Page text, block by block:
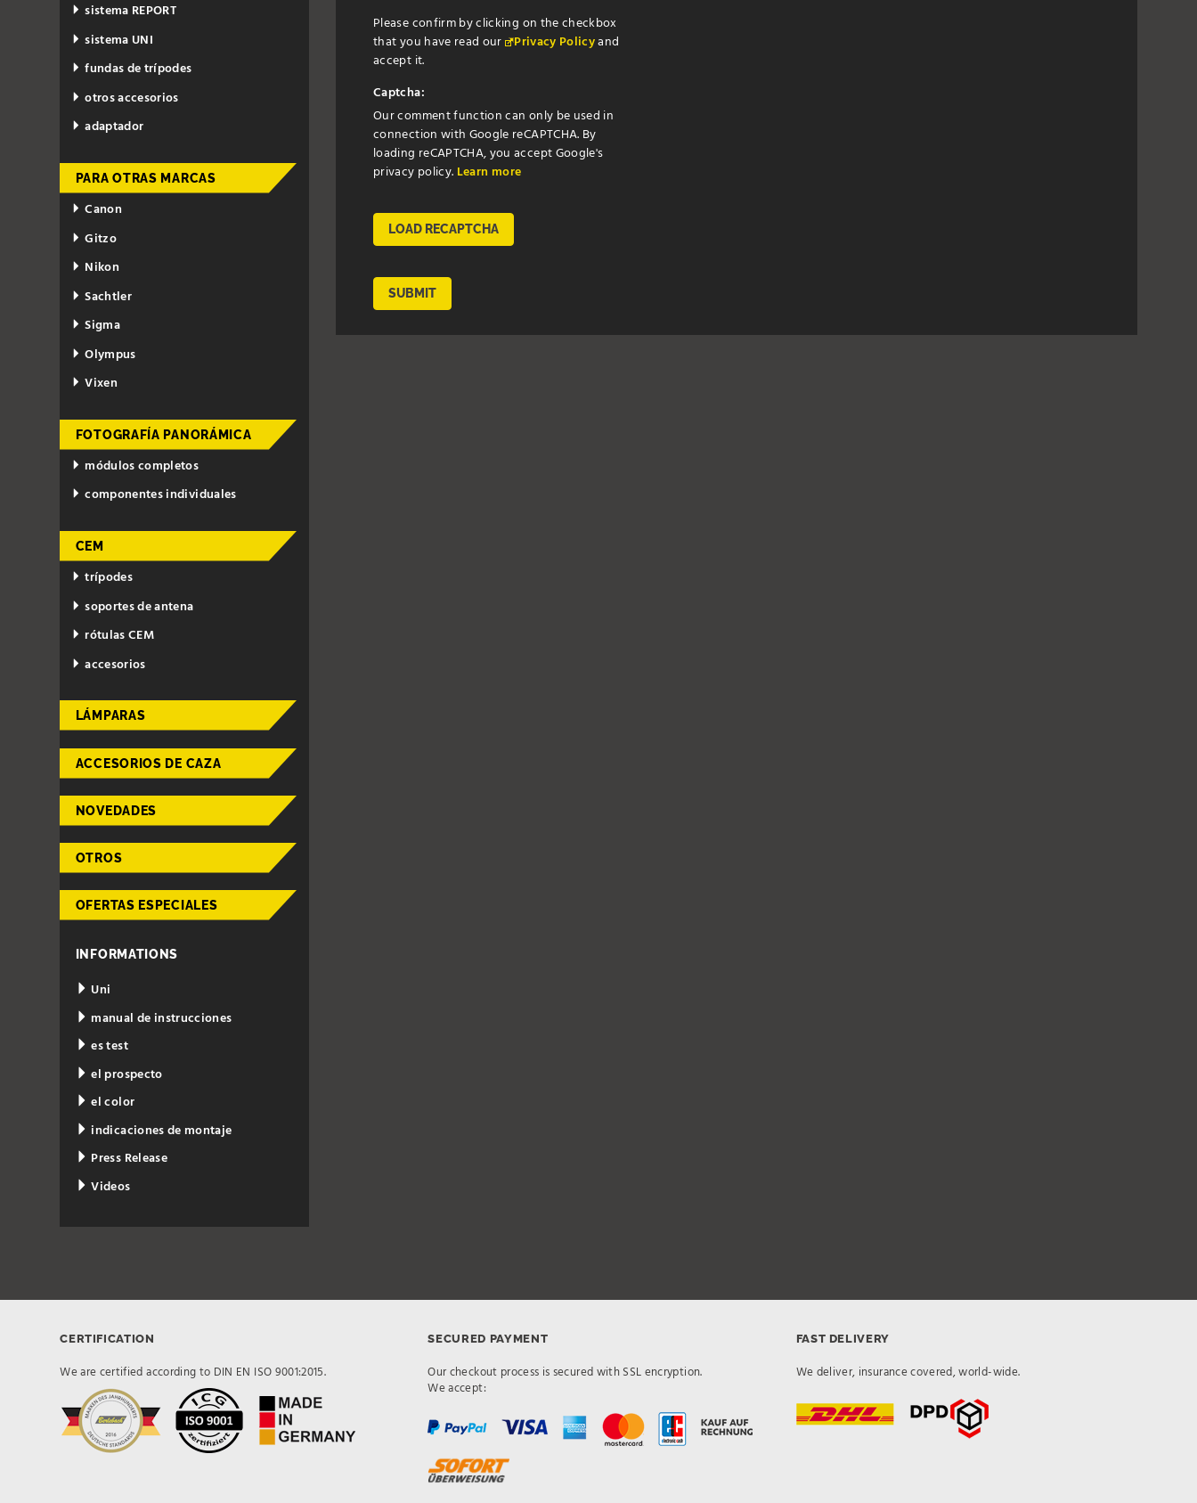
Please confirm by clicking on the checkbox
that you have read our Privacy Policyand
accept it.
Captcha:
Our comment function can only be used in
connection with Google reCAPTCHA. By
loading reCAPTCHA, you accept Google's
privacy policy. Learn more
LOAD RECAPTCHA
SUBMIT
sistema REPORT
sistema UNI
fundas de trípodes
otros accesorios
adaptador
PARA OTRAS MARCAS
Canon
Gitzo
Nikon
Sachtler
Sigma
Olympus
Vixen
FOTOGRAFÍA PANORÁMICA
módulos completos
componentes individuales
CEM
trípodes
soportes de antena
rótulas CEM
accesorios
LÁMPARAS
ACCESORIOS DE CAZA
NOVEDADES
OTROS
OFERTAS ESPECIALES
INFORMATIONS
Uni
manual de instrucciones
es test
el prospecto
el color
indicaciones de montaje
Press Release
Videos
CERTIFICATION
We are certified according to DIN EN ISO 9001:2015.
SECURED PAYMENT
Our checkout process is secured with SSL encryption.
We accept:
FAST DELIVERY
We deliver, insurance covered, world-wide.